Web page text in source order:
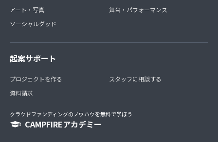
アート・写真
ソーシャルグッド
舞台・パフォーマンス
起案サポート
プロジェクトを作る
資料請求
スタッフに相談する
クラウドファンディングのノウハウを無料で学ぼう
CAMPFIREアカデミー